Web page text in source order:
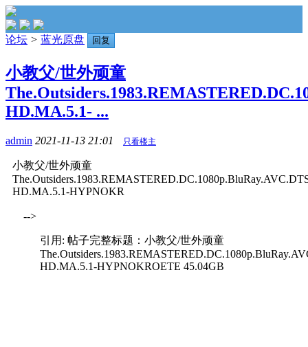
论坛 > 蓝光原盘 回复
小教父/世外顽童
HD.MA.5.1- ...
admin 2021-11-13 21:01 只看楼主
小教父/世外顽童
HD.MA.5.1-HYPNOKR
-->
引用: 帖子完整标题：小教父/世外顽童
HD.MA.5.1-HYPNOKROETE 45.04GB